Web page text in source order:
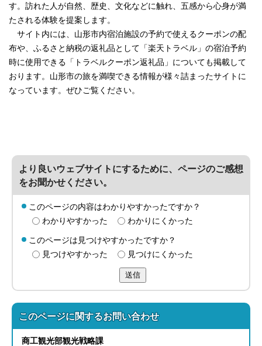
す。訪れた人が自然、歴史、文化などに触れ、五感から心身が満
たされる体験を提案します。
サイト内には、山形市内宿泊施設の予約で使えるクーポンの配
布や、ふるさと納税の返礼品として「楽天トラベル」の宿泊予約
時に使用できる「トラベルクーポン返礼品」についても掲載して
おります。山形市の旅を満喫できる情報が様々詰まったサイトに
なっています。ぜひご覧ください。
より良いウェブサイトにするために、ページのご感想
をお聞かせください。
このページの内容はわかりやすかったですか？
わかりやすかった
わかりにくかった
このページは見つけやすかったですか？
見つけやすかった
見つけにくかった
送信
このページに関するお問い合わせ
商工観光部観光戦略課